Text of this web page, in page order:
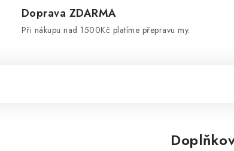
Doprava ZDARMA
Při nákupu nad 1500Kč platíme přepravu my.